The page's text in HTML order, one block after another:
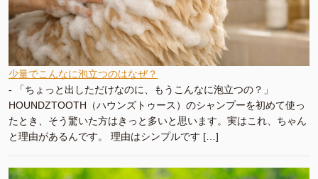
少量でこんなに泡立つのはなぜ？
-
「ちょっと出しただけなのに、もうこんなに泡立つの？」
HOUNDZTOOTH（ハウンズトゥース）のシャンプーを初めて使っ
たとき、そう驚いた方はきっと多いと思います。実はこれ、ちゃん
と理由があるんです。 理由はシンプルです […]